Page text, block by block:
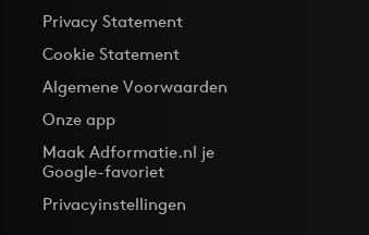
Privacy Statement
Cookie Statement
Algemene Voorwaarden
Onze app
Maak Adformatie.nl je
Google-favoriet
Privacyinstellingen